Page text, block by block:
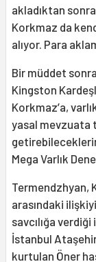
akladıktan
Korkmaz da
alıyor. Para
Bir müddet
Kingston
Korkmaz’a,
yasal mevzuata
Mega Varlık
Termendzhyan,
arasındaki
savcılığa
İstanbul
kurtulan Öner